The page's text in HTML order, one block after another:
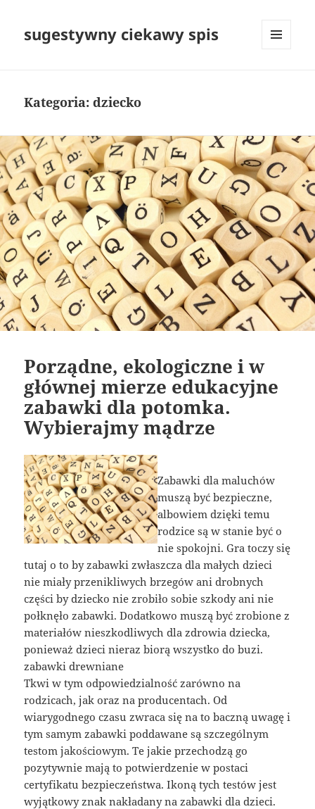
sugestywny ciekawy spis
Kategoria:dziecko
Porządne, ekologiczne i w
głównej mierze edukacyjne
zabawki dla potomka.
Wybierajmy mądrze
Zabawki dla maluchów
muszą być bezpieczne,
albowiem dzięki temu
rodzice są w stanie być o
nie spokojni. Gra toczy się
tutaj o to by zabawki zwłaszcza dla małych dzieci
nie miały przenikliwych brzegów ani drobnych
części by dziecko nie zrobiło sobie szkody ani nie
połknęło zabawki. Dodatkowo muszą być zrobione z
materiałów nieszkodliwych dla zdrowia dziecka,
ponieważ dzieci nieraz biorą wszystko do buzi.
zabawki drewniane
Tkwi w tym odpowiedzialność zarówno na
rodzicach, jak oraz na producentach. Od
wiarygodnego czasu zwraca się na to baczną uwagę i
tym samym zabawki poddawane są szczególnym
testom jakościowym. Te jakie przechodzą go
pozytywnie mają to potwierdzenie w postaci
certyfikatu bezpieczeństwa. Ikoną tych testów jest
wyjątkowy znak nakładany na zabawki dla dzieci.